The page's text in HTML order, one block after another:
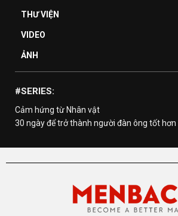
THƯ VIỆN
VIDEO
ẢNH
#SERIES:
Cảm hứng từ Nhân vật
30 ngày để trở thành người đàn ông tốt hơn